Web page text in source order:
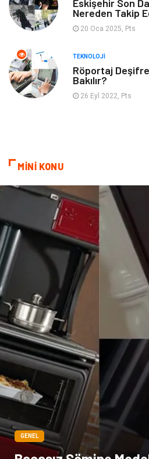
Eskişehir Son
Nereden Takip
20 Oca 2025, Pts
TEKNOLOJI
Röportaj
Bakılır?
26 Eyl 2022, Pts
MİNİ KONU
GENEL